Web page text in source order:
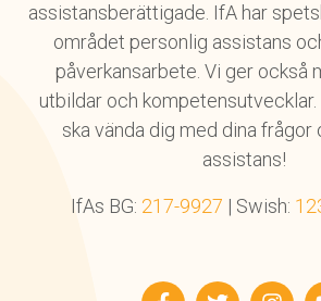
assistansberättigade. IfA har
området personlig assistans
påverkansarbete. Vi ger också
utbildar och
ska vända dig med dina frågor
assistans!
IfAs BG: 217-9927 | Swish:
FacebookTwitter